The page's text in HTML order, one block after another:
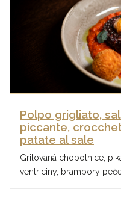
Polpo grigliato,
piccante,
patate al sale
Grilovaná chobotnice,
ventriciny, brambory